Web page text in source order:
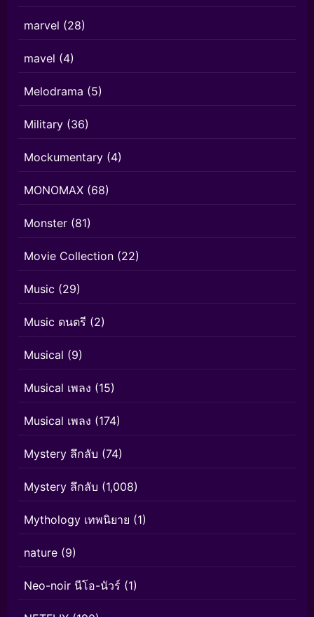
marvel (28)
mavel (4)
Melodrama (5)
Military (36)
Mockumentary (4)
MONOMAX (68)
Monster (81)
Movie Collection (22)
Music (29)
Music ดนตรี (2)
Musical (9)
Musical เพลง (15)
Musical เพลง (174)
Mystery ลึกลับ (74)
Mystery ลึกลับ (1,008)
Mythology เทพนิยาย (1)
nature (9)
Neo-noir นีโอ-นัวร์ (1)